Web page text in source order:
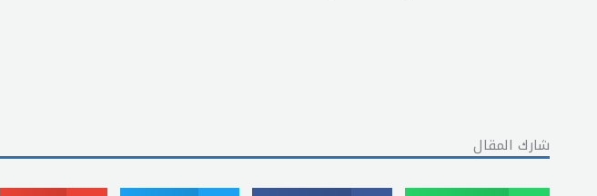
شارك المقال